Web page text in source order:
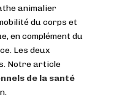
animalier
du corps et
en complément du
Les deux
Notre article
de la santé